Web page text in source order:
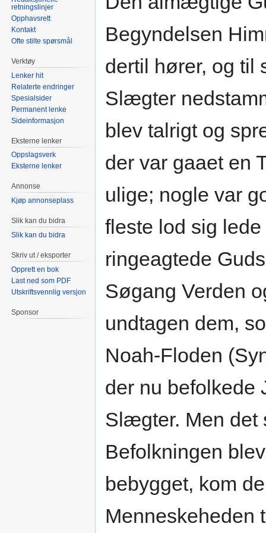
Begyndelsen
dertil hører, og til
Slægter
blev talrigt og
der var gaaet en
ulige; nogle var
fleste lod sig
ringeagtede
Søgang Verden
undtagen dem,
Noah-Floden
der nu befolkede
Slægter. Men det
Befolkningen
bebygget, kom
retningslinjer
Opphavsrett
Kontakt
Ofte stilte spørsmål
Verktøy
Lenker hit
Relaterte endringer
Spesialsider
Permanent lenke
Sideinformasjon
Eksterne lenker
Oppslagsverk
Eksterne lenker
Annonse
Kjøp annonseplass
Slik kan du bidra
Slik kan du bidra
Skriv ut / eksporter
Opprett en bok
Last ned som PDF
Utskriftsvennlig versjon
Sponsor